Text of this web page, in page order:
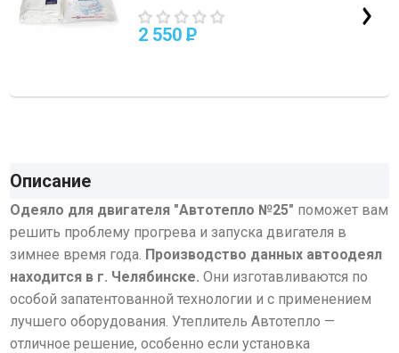
2 550 P
Описание
Одеяло для двигателя "Автотепло №25" поможет вам
решить проблему прогрева и запуска двигателя в
зимнее время года. Производство данных автоодеял
находится в г. Челябинске. Они изготавливаются по
особой запатентованной технологии и с применением
лучшего оборудования. Утеплитель Автотепло —
отличное решение, особенно если установка